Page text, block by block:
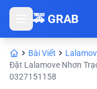
🚕 GRAB
Bài Viết
Đặt Lalamove Nhơn
0327151158